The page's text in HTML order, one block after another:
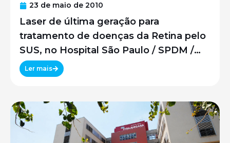
23 de maio de 2010
Laser de última geração para
tratamento de doenças da Retina pelo
SUS, no Hospital São Paulo / SPDM /
UNIFESP
Ler mais